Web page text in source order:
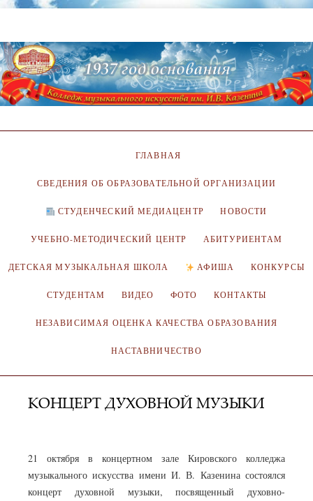
ГЛАВНАЯ
СВЕДЕНИЯ ОБ ОБРАЗОВАТЕЛЬНОЙ ОРГАНИЗАЦИИ
СТУДЕНЧЕСКИЙ МЕДИАЦЕНТР НОВОСТИ
УЧЕБНО-МЕТОДИЧЕСКИЙ ЦЕНТР АБИТУРИЕНТАМ
ДЕТСКАЯ МУЗЫКАЛЬНАЯ ШКОЛА АФИША КОНКУРСЫ
СТУДЕНТАМ ВИДЕО ФОТО КОНТАКТЫ
НЕЗАВИСИМАЯ ОЦЕНКА КАЧЕСТВА ОБРАЗОВАНИЯ
НАСТАВНИЧЕСТВО
КОНЦЕРТ ДУХОВНОЙ МУЗЫКИ
21 октября в концертном зале Кировского колледжа
музыкального искусства имени И. В. Казенина состоялся
концерт духовной музыки, посвященный духовно-